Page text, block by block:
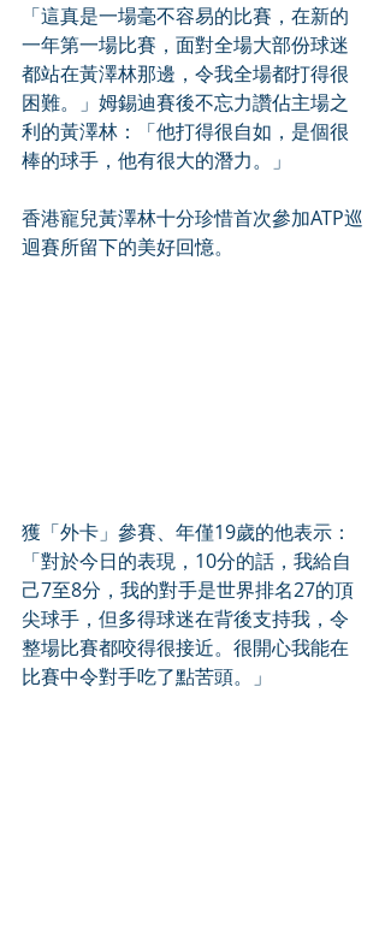
「這真是一場毫不容易的比賽，在新的
一年第一場比賽，面對全場大部份球迷
都站在黃澤林那邊，令我全場都打得很
困難。」姆錫迪賽後不忘力讚佔主場之
利的黃澤林：「他打得很自如，是個很
棒的球手，他有很大的潛力。」
香港寵兒黃澤林十分珍惜首次參加ATP巡
迴賽所留下的美好回憶。
獲「外卡」參賽、年僅19歲的他表示：
「對於今日的表現，10分的話，我給自
己7至8分，我的對手是世界排名27的頂
尖球手，但多得球迷在背後支持我，令
整場比賽都咬得很接近。很開心我能在
比賽中令對手吃了點苦頭。」